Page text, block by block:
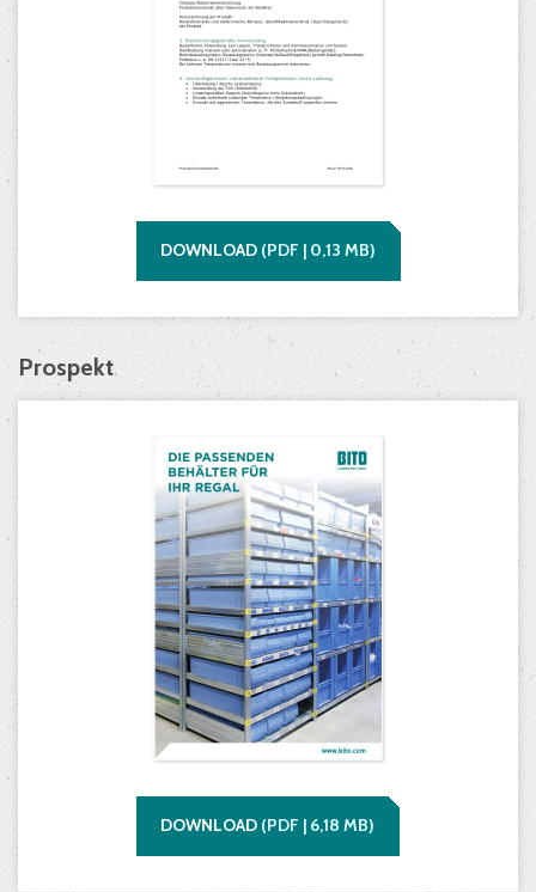
DOWNLOAD (PDF | 0,13 MB)
Prospekt
DOWNLOAD (PDF | 6,18 MB)